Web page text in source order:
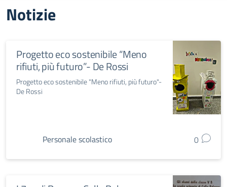
Notizie
Progetto eco sostenibile “Meno
rifiuti, più futuro”- De Rossi
Progetto eco sostenibile "Meno rifiuti, più futuro"-
De Rossi
Personale scolastico 0